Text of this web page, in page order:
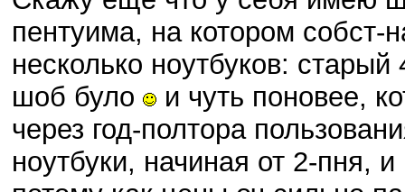
пентуима, на котором собст-
несколько ноутбуков:
шоб було
и чуть поновее,
через год-полтора
ноутбуки, начиная от 2-пня,